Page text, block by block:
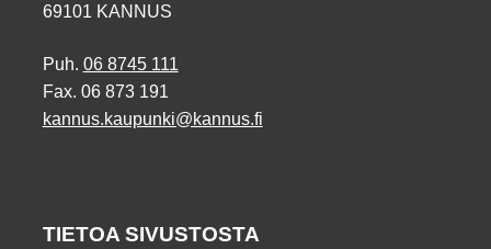
69101 KANNUS
Puh. 06 8745 111
Fax. 06 873 191
kannus.kaupunki@kannus.fi
TIETOA SIVUSTOSTA